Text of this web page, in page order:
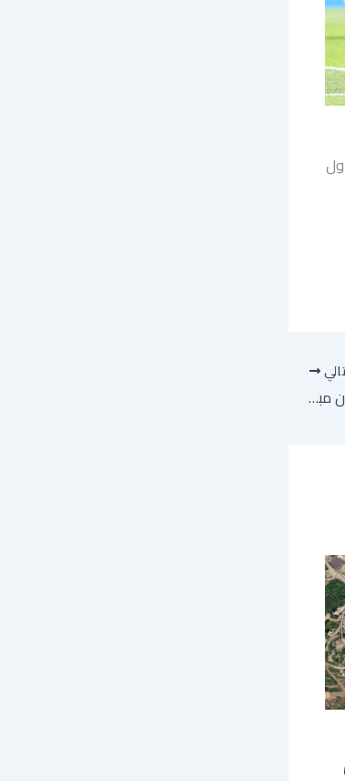
أول
كأس العالم: "تاريخي ومميز"… كيليان مبابي سيخوض أمام العراق مباراته الدولية الـ100